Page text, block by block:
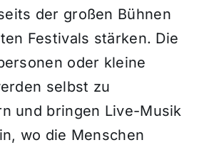
der großen Bühnen
Festivals stärken. Die
oder kleine
selbst zu
und bringen Live-Musik
wo die Menschen